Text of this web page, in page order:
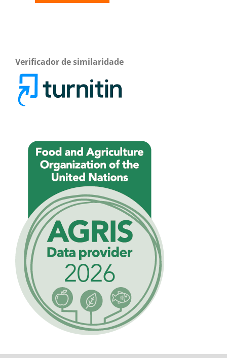
Verificador de similaridade